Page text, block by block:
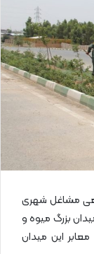
ا
ی
م
ی
مشاغل شهری
بزرگ میوه و
شوارع و معابر این میدان